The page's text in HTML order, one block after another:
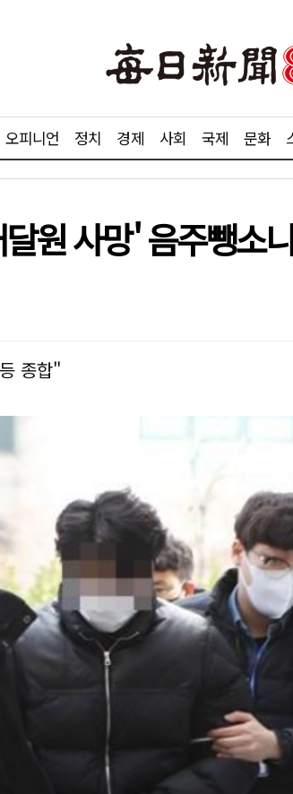
오피니언 정치 경제 사회 국제 문화
원 사망' 음주뺑소
종합"